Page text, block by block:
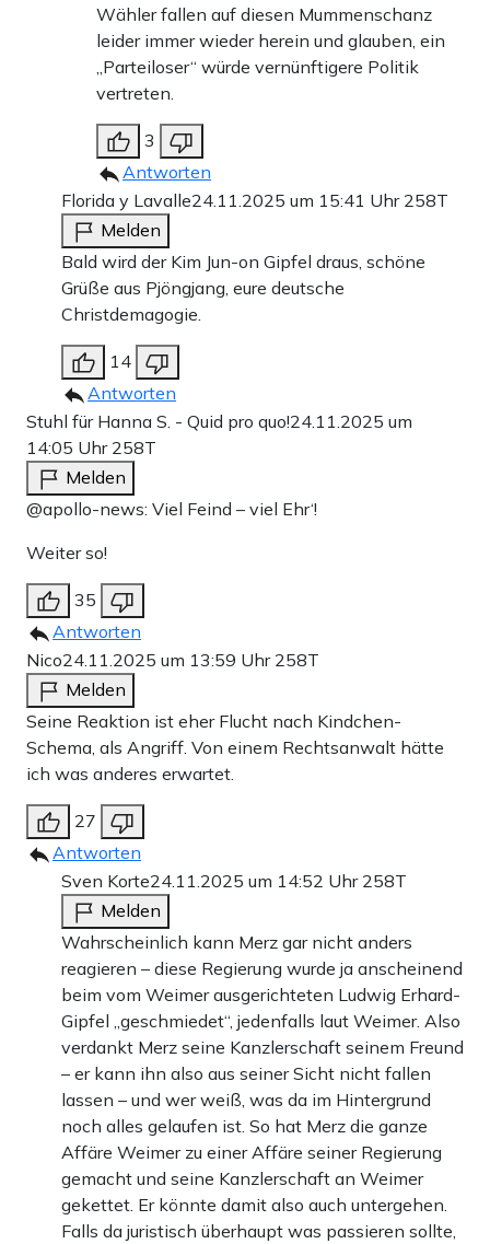
Wähler fallen auf diesen Mummenschanz
leider immer wieder herein und glauben, ein
„Parteiloser“ würde vernünftigere Politik
vertreten.
3
Antworten
Florida y Lavalle24.11.2025 um 15:41 Uhr 258T
Melden
Bald wird der Kim Jun-on Gipfel draus, schöne
Grüße aus Pjöngjang, eure deutsche
Christdemagogie.
14
Antworten
Stuhl für Hanna S. - Quid pro quo!24.11.2025 um
14:05 Uhr 258T
Melden
@apollo-news: Viel Feind – viel Ehr‘!
Weiter so!
35
Antworten
Nico24.11.2025 um 13:59 Uhr 258T
Melden
Seine Reaktion ist eher Flucht nach Kindchen-
Schema, als Angriff. Von einem Rechtsanwalt hätte
ich was anderes erwartet.
27
Antworten
Sven Korte24.11.2025 um 14:52 Uhr 258T
Melden
Wahrscheinlich kann Merz gar nicht anders
reagieren – diese Regierung wurde ja anscheinend
beim vom Weimer ausgerichteten Ludwig Erhard-
Gipfel „geschmiedet“, jedenfalls laut Weimer. Also
verdankt Merz seine Kanzlerschaft seinem Freund
– er kann ihn also aus seiner Sicht nicht fallen
lassen – und wer weiß, was da im Hintergrund
noch alles gelaufen ist. So hat Merz die ganze
Affäre Weimer zu einer Affäre seiner Regierung
gemacht und seine Kanzlerschaft an Weimer
gekettet. Er könnte damit also auch untergehen.
Falls da juristisch überhaupt was passieren sollte,